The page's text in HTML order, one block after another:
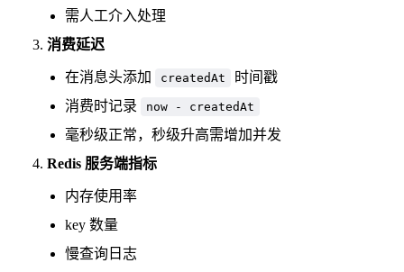
需人工介入处理
消费延迟
在消息头添加 createdAt
时间戳
消费时记录
now - createdAt
毫秒级正常，秒级升高需增加并发
Redis 服务端指标
内存使用率
key 数量
慢查询日志